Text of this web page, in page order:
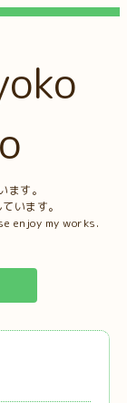
ます。
います。
enjoy my works.